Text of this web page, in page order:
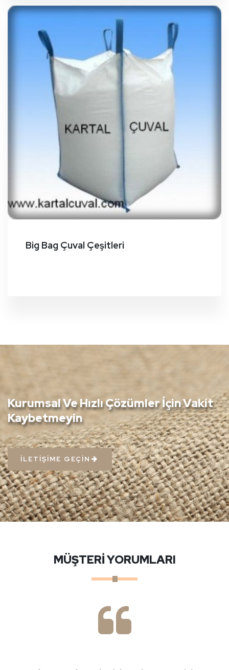
Big Bag Çuval Çeşitleri
Kurumsal Ve Hızlı Çözümler İçin Vakit
Kaybetmeyin
İLETİŞİME GEÇİN
MÜŞTERİ YORUMLARI